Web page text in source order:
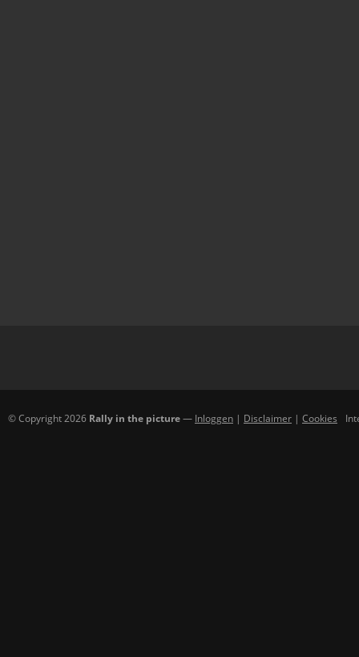
© Copyright 2026 Rally in the picture— Inloggen | Disclaimer | Cookies